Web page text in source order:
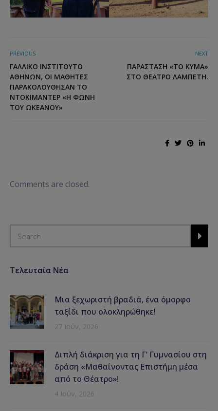
PREVIOUS
ΓΑΛΛΙΚΌ ΙΝΣΤΙΤΟΎΤΟ
ΑΘΗΝΏΝ, ΟΙ ΜΑΘΗΤΈΣ
ΠΑΡΑΚΟΛΟΎΘΗΣΑΝ ΤΟ
ΝΤΟΚΙΜΑΝΤΈΡ «Η ΦΩΝΉ
ΤΟΥ ΩΚΕΑΝΟΎ»
NEXT
ΠΑΡΆΣΤΑΣΗ «ΤΟ ΚΎΜΑ»
ΣΤΟ ΘΈΑΤΡΟ ΛΑΜΠΈΤΗ.
Comments are closed.
Τελευταία Νέα
Μια ξεχωριστή βραδιά, ένα όμορφο
ταξίδι που ολοκληρώθηκε!
27 Ιούν, 2026
Διπλή διάκριση για τη Γ’ Γυμνασίου στη
δράση «Μαθαίνοντας Επιστήμη μέσα
από το Θέατρο»!
4 Ιούν, 2026